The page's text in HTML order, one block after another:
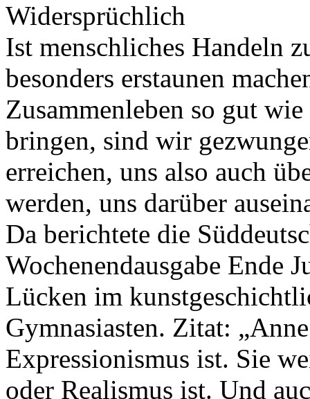
Widersprüchlich
Ist menschliches Handeln
besonders erstaunen
Zusammenleben so gut
bringen, sind wir
erreichen, uns also auch
werden, uns darüber
Da berichtete die
Wochenendausgabe Ende
Lücken im
Gymnasiasten. Zitat:
Expressionismus ist. Sie
oder Realismus ist. Und